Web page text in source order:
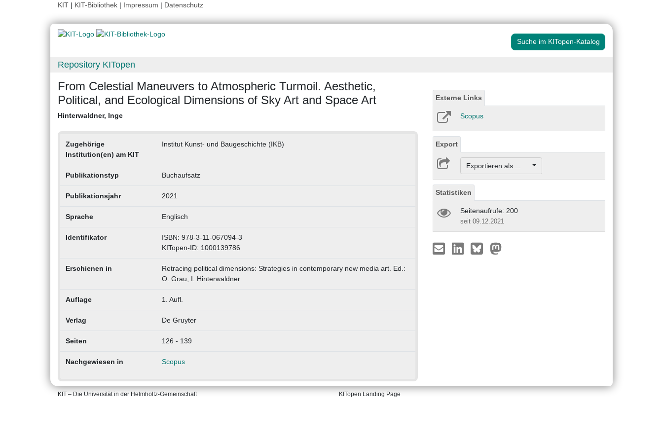
KIT | KIT-Bibliothek | Impressum | Datenschutz
Suche im KITopen-Katalog
Repository KITopen
From Celestial Maneuvers to Atmospheric Turmoil. Aesthetic,
Political, and Ecological Dimensions of Sky Art and Space Art
Hinterwaldner, Inge
Zugehörige
Institution(en) am KIT
Institut Kunst- und Baugeschichte (IKB)
Publikationstyp Buchaufsatz
Publikationsjahr 2021
Sprache Englisch
Identifikator
ISBN: 978-3-11-067094-3
KITopen-ID: 1000139786
Erschienen in
Retracing political dimensions: Strategies in contemporary new media art. Ed.:
O. Grau; I. Hinterwaldner
Auflage 1. Aufl.
Verlag De Gruyter
Seiten 126 - 139
Nachgewiesen in Scopus
Externe Links
Scopus
Export
Exportieren als ...
Statistiken
Seitenaufrufe: 200
seit 09.12.2021
KIT – Die Universität in der Helmholtz-Gemeinschaft KITopen Landing Page